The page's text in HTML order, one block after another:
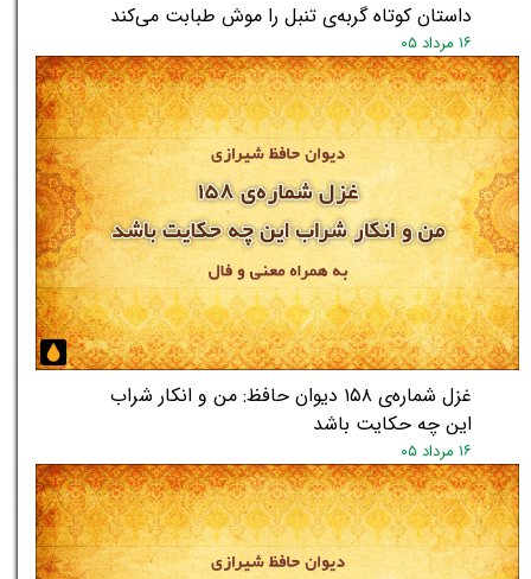
داستان کوتاه گربه‌ی تنبل را موش طبابت می‌کند
۱۶ مرداد ۰۵
غزل شماره‌ی ۱۵۸ دیوان حافظ: من و انکار شراب
این چه حکایت باشد
۱۶ مرداد ۰۵